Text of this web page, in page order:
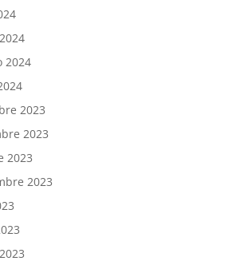
2024
2023
2023
2023
2023